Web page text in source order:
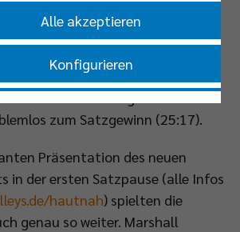
und der Annahmeriegel wackelte
des kurzzeitig
Yanagida (19:12). Eigene
Moculescu-Schützlinge
Risiko im Aufschlag. Russell
zum Satzgewinn (25:17).
Präsentation des neuen
in der ersten Satzpause (alle Infos
hautnah) spielten die
genau so weiter. Marshall
Alle akzeptieren
Konfigurieren
essenzielle Cookies akzeptieren
|Datenschutzerklärung